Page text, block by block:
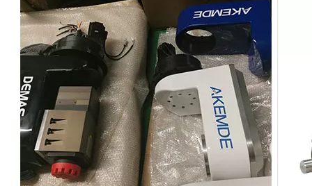
CARACTERÍSTICAS DE ROUNTER CNC
PROFERTOR DE 5 EJE:
(1) Adoptar el sistema de control numérico estable, potente
precisión de procesamiento y alta velocidad.
(2) Cada componente adopta la marca internacional.
(3) Los cinco ejes (verdadera interpolación de cinco ejes) es
adecuada para el modelado de mecanizado de superficie curva
tridimensional a gran escala.
(4) El control diversificado puede controlar la velocidad de
procesamiento, la velocidad vacía, etc. por separado.